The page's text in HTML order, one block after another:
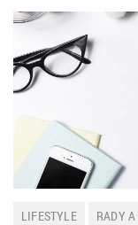
LIFESTYLE RADY